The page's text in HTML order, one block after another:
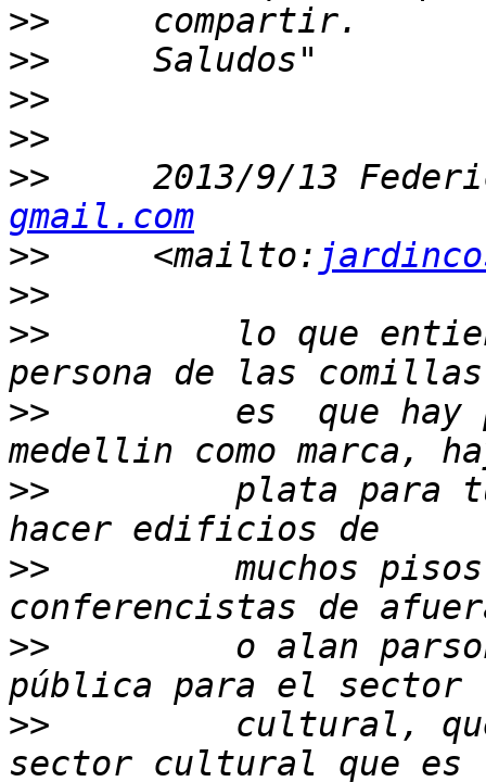
>>
>>
>>
>>
>>
2013/9/13
gmail.com
>>
     <mailto:
>>
>>
lo que
>>
es  que hay
>>
plata para
>>
muchos
>>
o alan
>>
cultural,